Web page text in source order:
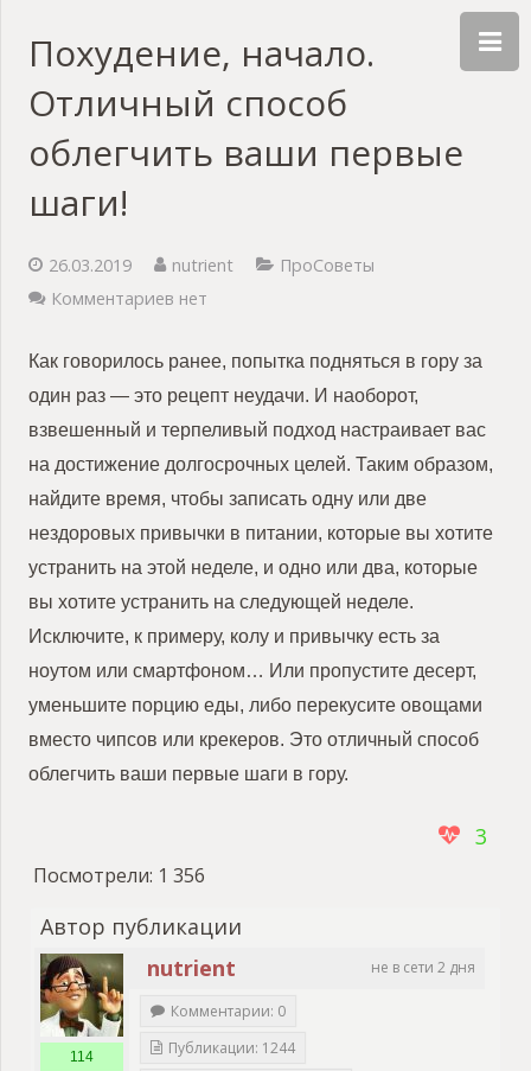
Похудение, начало.
Отличный способ
облегчить ваши первые
шаги!
26.03.2019 nutrient
ПроСоветы
Комментариев нет
Как говорилось ранее, попытка подняться в гору за
один раз — это рецепт неудачи. И наоборот,
взвешенный и терпеливый подход настраивает вас
на достижение долгосрочных целей. Таким образом,
найдите время, чтобы записать одну или две
нездоровых привычки в питании, которые вы хотите
устранить на этой неделе, и одно или два, которые
вы хотите устранить на следующей неделе.
Исключите, к примеру, колу и привычку есть за
ноутом или смартфоном… Или пропустите десерт,
уменьшите порцию еды, либо перекусите овощами
вместо чипсов или крекеров. Это отличный способ
облегчить ваши первые шаги в гору.
3
Посмотрели: 1 356
Автор публикации
не в сети 2 дня
nutrient
114
Комментарии: 0
Публикации: 1244